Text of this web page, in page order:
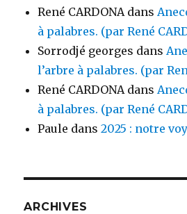
René CARDONA dans
à palabres. (par René
Sorrodjé georges dans
l’arbre à palabres. (par
René CARDONA dans
à palabres. (par René
Paule dans2025 : notre
ARCHIVES